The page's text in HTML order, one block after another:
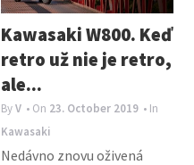
Kawasaki W800. Keď
retro už nie je retro,
ale...
ByV • On 23. October 2019 • In
Kawasaki
Nedávno znovu oživená